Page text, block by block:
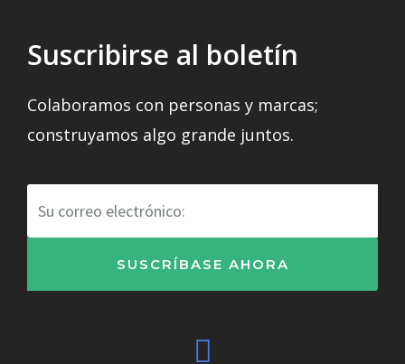
Suscribirse al boletín
Colaboramos con personas y marcas;
construyamos algo grande juntos.
SUSCRÍBASE AHORA